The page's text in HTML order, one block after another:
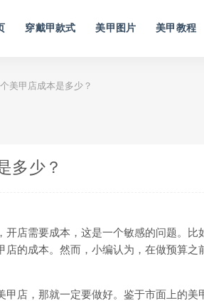
穿戴甲款式 美甲图片 美甲教程
美甲店成本是多少？
多少？
店需要成本，这是一个敏感的问题。比
店的成本。然而，小编认为，在做预算
店，那就一定要做好。鉴于市面上的美